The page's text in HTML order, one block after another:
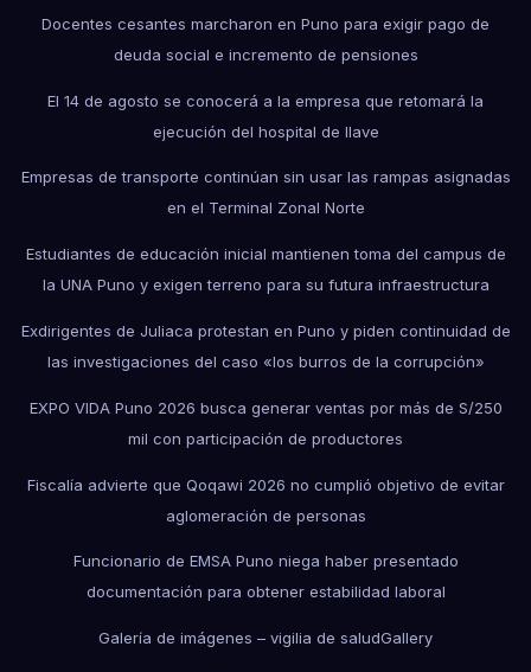
Docentes cesantes marcharon en Puno para exigir pago de
deuda social e incremento de pensiones
El 14 de agosto se conocerá a la empresa que retomará la
ejecución del hospital de Ilave
Empresas de transporte continúan sin usar las rampas asignadas
en el Terminal Zonal Norte
Estudiantes de educación inicial mantienen toma del campus de
la UNA Puno y exigen terreno para su futura infraestructura
Exdirigentes de Juliaca protestan en Puno y piden continuidad de
las investigaciones del caso «los burros de la corrupción»
EXPO VIDA Puno 2026 busca generar ventas por más de S/250
mil con participación de productores
Fiscalía advierte que Qoqawi 2026 no cumplió objetivo de evitar
aglomeración de personas
Funcionario de EMSA Puno niega haber presentado
documentación para obtener estabilidad laboral
Galería de imágenes – vigilia de saludGallery